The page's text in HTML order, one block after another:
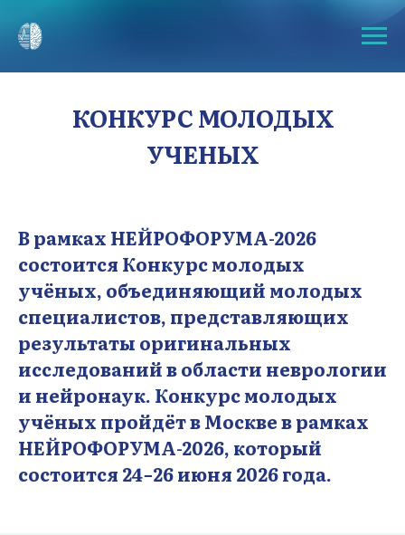
КОНКУРС МОЛОДЫХ
УЧЕНЫХ
В рамках НЕЙРОФОРУМА-2026
состоится Конкурс молодых
учёных, объединяющий молодых
специалистов, представляющих
результаты оригинальных
исследований в области неврологии
и нейронаук. Конкурс молодых
учёных пройдёт в Москве в рамках
НЕЙРОФОРУМА-2026, который
состоится 24−26 июня 2026 года.